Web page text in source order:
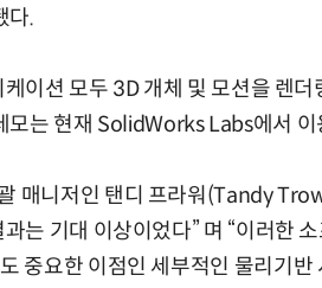
다.
이션 모두 3D 개체 및 모션을 렌
모는 현재 SolidWorks Labs에서
매니저인 탠디 프라워(Tandy
는 기대 이상이었다” 며 “이러한
중요한 이점인 세부적인 물리기